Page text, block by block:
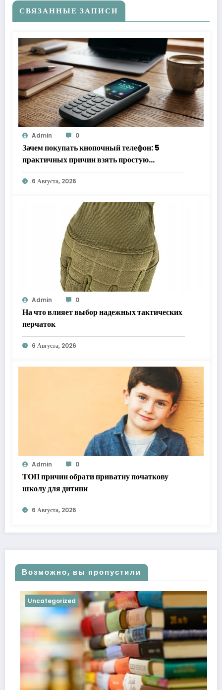
СВЯЗАННЫЕ ЗАПИСИ
Admin 0
Зачем покупать кнопочный телефон: 5
практичных причин взять простую
«звонилку»
6 Августа, 2026
Admin 0
На что влияет выбор надежных тактических
перчаток
6 Августа, 2026
Admin 0
ТОП причин обрати приватну початкову
школу для дитини
6 Августа, 2026
Возможно, вы пропустили
Uncategorized